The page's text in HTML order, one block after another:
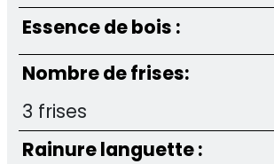
Essence de bois :
Nombre de frises:
3 frises
Rainure languette :